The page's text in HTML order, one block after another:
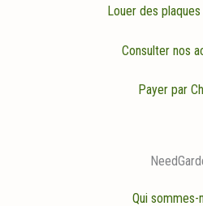
Louer des
Consulter nos
Payer par
Qui sommes-